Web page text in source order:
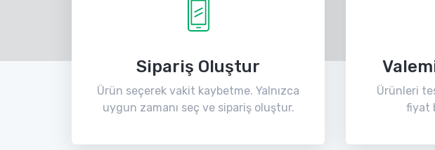
Sipariş Oluştur
Ürün seçerek vakit kaybetme. Yalnızca
uygun zamanı seç ve sipariş oluştur.
Ürünleri
fiyat